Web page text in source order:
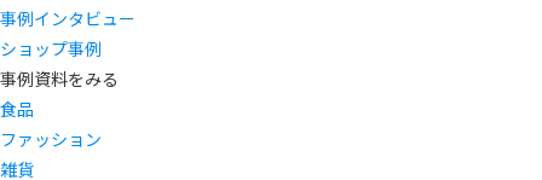
事例インタビュー
ショップ事例
事例資料をみる
食品
ファッション
雑貨